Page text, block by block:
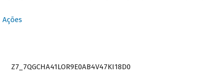
Ações
Z7_7QGCHA41LOR9E0AB4V47KI18D0